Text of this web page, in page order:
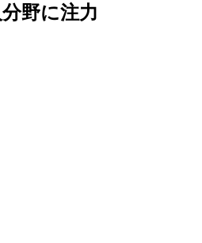
野に注力